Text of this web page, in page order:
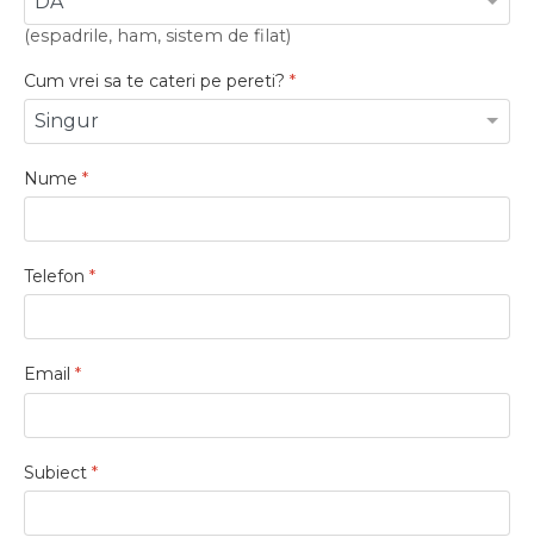
(espadrile, ham, sistem de filat)
Cum vrei sa te cateri pe pereti? *
Nume *
Telefon *
Email *
Subiect *